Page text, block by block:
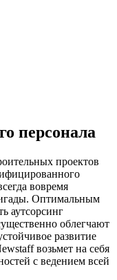
персонала
проектов
вовремя
Оптимальным
аутсорсинг
облегчают
развитие
возьмет на себя
с ведением всей